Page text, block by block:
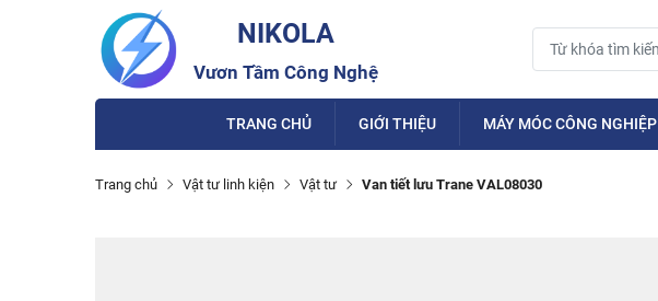
NIKOLA
Vươn Tầm Công Nghệ
TRANG CHỦ GIỚI THIỆU MÁY MÓC CÔNG NGHIỆP
Trang chủ Vật tư linh kiện Vật tư Van tiết lưu Trane VAL08030